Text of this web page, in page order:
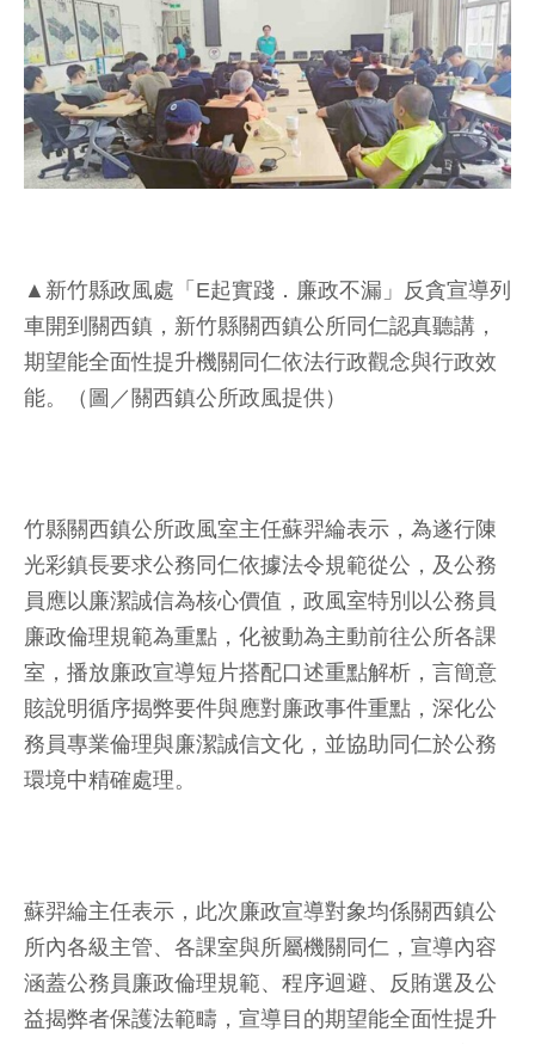
▲新竹縣政風處「E起實踐．廉政不漏」反貪宣導列
車開到關西鎮，新竹縣關西鎮公所同仁認真聽講，
期望能全面性提升機關同仁依法行政觀念與行政效
能。（圖／關西鎮公所政風提供）
竹縣關西鎮公所政風室主任蘇羿綸表示，為遂行陳
光彩鎮長要求公務同仁依據法令規範從公，及公務
員應以廉潔誠信為核心價值，政風室特別以公務員
廉政倫理規範為重點，化被動為主動前往公所各課
室，播放廉政宣導短片搭配口述重點解析，言簡意
賅說明循序揭弊要件與應對廉政事件重點，深化公
務員專業倫理與廉潔誠信文化，並協助同仁於公務
環境中精確處理。
蘇羿綸主任表示，此次廉政宣導對象均係關西鎮公
所內各級主管、各課室與所屬機關同仁，宣導內容
涵蓋公務員廉政倫理規範、程序迴避、反賄選及公
益揭弊者保護法範疇，宣導目的期望能全面性提升